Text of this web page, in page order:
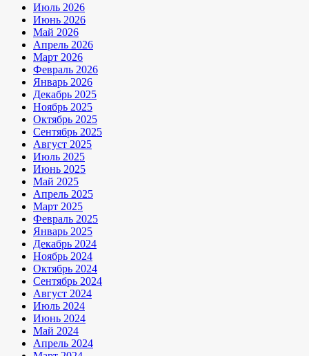
Июль 2026
Июнь 2026
Май 2026
Апрель 2026
Март 2026
Февраль 2026
Январь 2026
Декабрь 2025
Ноябрь 2025
Октябрь 2025
Сентябрь 2025
Август 2025
Июль 2025
Июнь 2025
Май 2025
Апрель 2025
Март 2025
Февраль 2025
Январь 2025
Декабрь 2024
Ноябрь 2024
Октябрь 2024
Сентябрь 2024
Август 2024
Июль 2024
Июнь 2024
Май 2024
Апрель 2024